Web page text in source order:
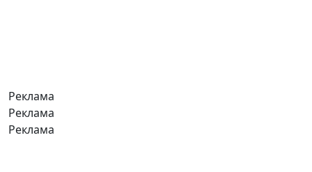
Реклама
Реклама
Реклама